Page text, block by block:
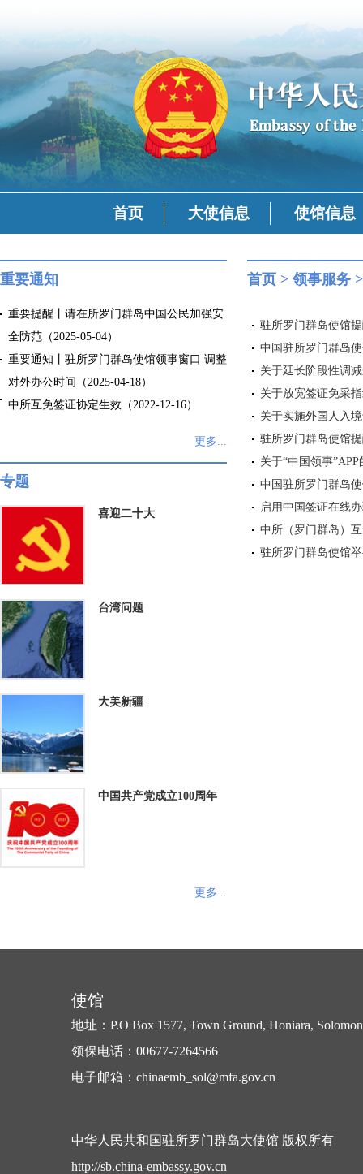
首页 大使信息 使馆信息
重要通知
重要提醒丨请在所罗门群岛中国公民加强安
全防范（2025-05-04）
重要通知丨驻所罗门群岛使馆领事窗口 调整
对外办公时间（2025-04-18）
中所互免签证协定生效（2022-12-16）
更多...
专题
喜迎二十大
台湾问题
大美新疆
中国共产党成立100周年
更多...
首页 > 领事服务
驻所罗门群岛使馆
中国驻所罗门群岛
关于延长阶段性调
关于放宽签证免采
关于实施外国人入
驻所罗门群岛使馆
关于“中国领事
中国驻所罗门群岛
启用中国签证在线
中所（罗门群岛）
驻所罗门群岛使馆
使馆
地址：P.O Box 1577, Town Ground, Honiara,
领保电话：00677-7264566
电子邮箱：chinaemb_sol@mfa.gov.cn
中华人民共和国驻所罗门群岛大使馆 版权所有
http://sb.china-embassy.gov.cn